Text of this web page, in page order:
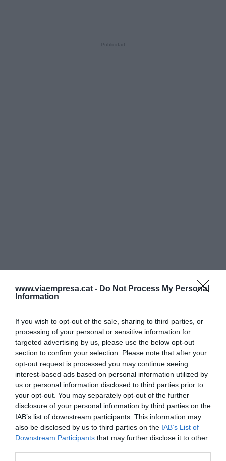
www.viaempresa.cat - Do Not Process My Personal
Information
If you wish to opt-out of the sale, sharing to third parties, or
processing of your personal or sensitive information for
targeted advertising by us, please use the below opt-out
section to confirm your selection. Please note that after your
opt-out request is processed you may continue seeing
interest-based ads based on personal information utilized by
us or personal information disclosed to third parties prior to
your opt-out. You may separately opt-out of the further
disclosure of your personal information by third parties on the
IAB’s list of downstream participants. This information may
also be disclosed by us to third parties on the IAB’s List of
Downstream Participants that may further disclose it to other